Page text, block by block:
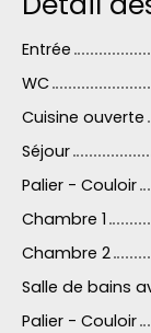
Entrée
WC
Cuisine ouverte
Séjour
Palier - Couloir
Chambre 1
Chambre 2
Salle de bains
Palier - Couloir